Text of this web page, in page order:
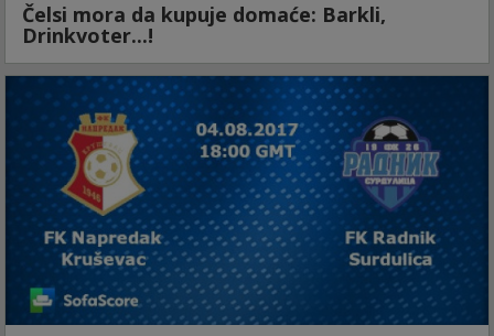
Čelsi mora da kupuje domaće: Barkli,
Drinkvoter...!